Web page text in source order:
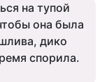
на тупой
она была
дико
спорила.